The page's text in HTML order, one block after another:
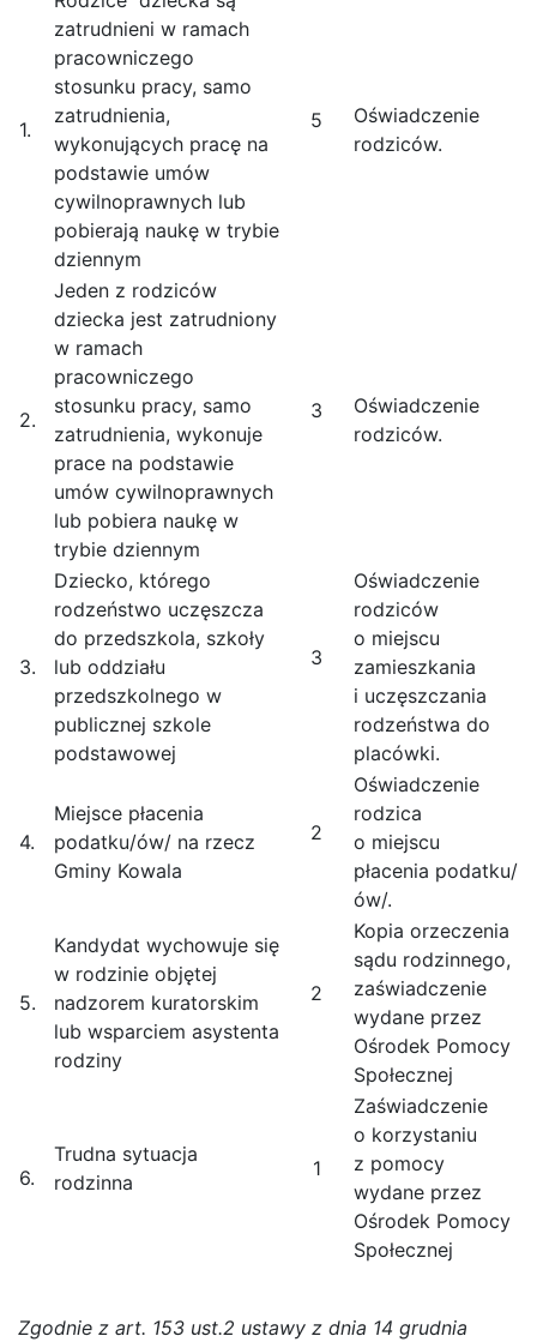
1.
zatrudnieni w ramach
pracowniczego
stosunku pracy, samo
zatrudnienia,
wykonujących pracę na
podstawie umów
cywilnoprawnych lub
pobierają naukę w trybie
dziennym
5
Oświadczenie
rodziców.
2.
Jeden z rodziców
dziecka jest zatrudniony
w ramach
pracowniczego
stosunku pracy, samo
zatrudnienia, wykonuje
prace na podstawie
umów cywilnoprawnych
lub pobiera naukę w
trybie dziennym
3
Oświadczenie
rodziców.
3.
Dziecko, którego
rodzeństwo uczęszcza
do przedszkola, szkoły
lub oddziału
przedszkolnego w
publicznej szkole
podstawowej
3
Oświadczenie
rodziców
o miejscu
zamieszkania
i uczęszczania
rodzeństwa do
placówki.
4.
Miejsce płacenia
podatku/ów/ na rzecz
Gminy Kowala
2
Oświadczenie
rodzica
o miejscu
płacenia podatku/
ów/.
5.
Kandydat wychowuje się
w rodzinie objętej
nadzorem kuratorskim
lub wsparciem asystenta
rodziny
2
Kopia orzeczenia
sądu rodzinnego,
zaświadczenie
wydane przez
Ośrodek Pomocy
Społecznej
6.
Trudna sytuacja
rodzinna
1
Zaświadczenie
o korzystaniu
z pomocy
wydane przez
Ośrodek Pomocy
Społecznej
Zgodnie z art. 153 ust.2 ustawy z dnia 14 grudnia